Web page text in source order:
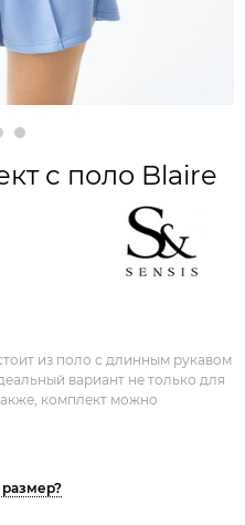
с поло Blaire
из поло с длинным рукавом
вариант не только для
комплект можно